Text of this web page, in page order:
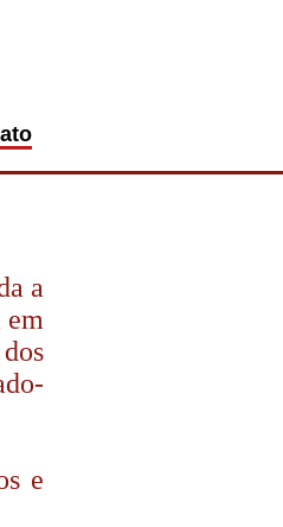
a
em
e